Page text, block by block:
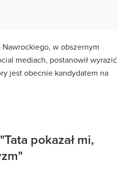
w obszernym
mediach, postanowił wyrazić
jest obecnie kandydatem na
pokazał mi,